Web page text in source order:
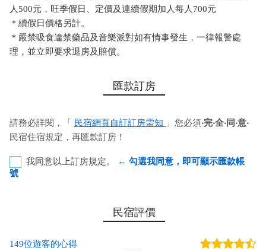
人500元，旺季假日、定價及連續假期加人每人700元
＊續假日價格另計。
＊嚴禁吸食違禁藥品及音樂派對如有情事發生，一律報警處
理，並立即要求退房及賠償。
匯款訂房
請務必詳閱，「 民宿網頁自訂訂房需知 」您必須‧完‧全‧同‧意‧
民宿住宿規定，再匯款訂房！
我同意以上訂房規定。
← 勾選我同意，即可顯示匯款帳
號
恆春鎮農會-墾丁分行 代碼：620 帳號：
00547210217080 戶名：柯丞峰
您也可以利用這幾個常用的網路ATM匯款： [ 郵局ATM ]、 [彰銀
民宿評價
149位遊客的心得